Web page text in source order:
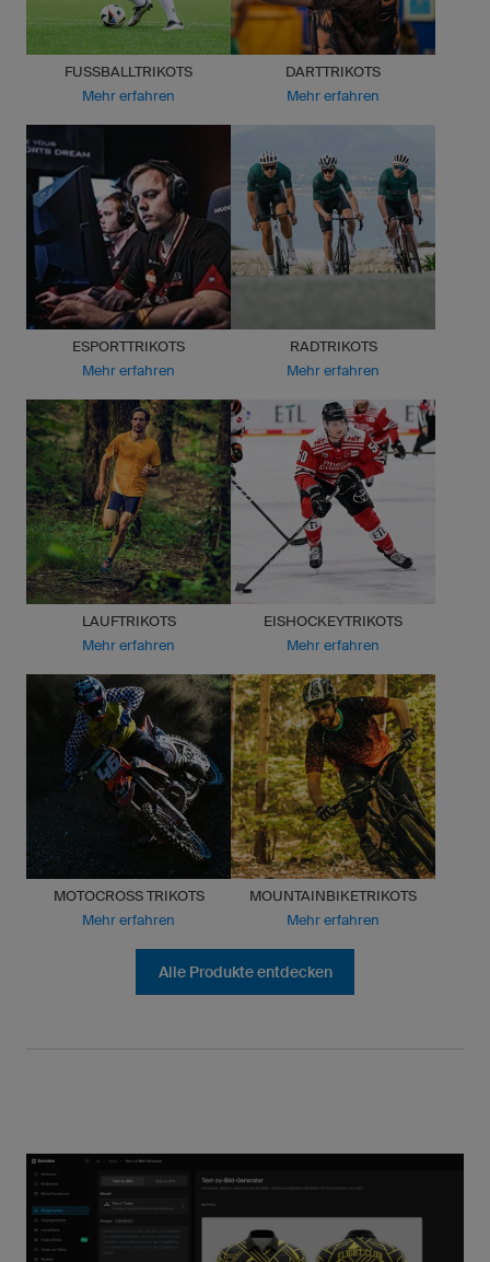
FUSSBALLTRIKOTS
Mehr erfahren
DARTTRIKOTS
Mehr erfahren
ESPORTTRIKOTS
Mehr erfahren
RADTRIKOTS
Mehr erfahren
LAUFTRIKOTS
Mehr erfahren
EISHOCKEYTRIKOTS
Mehr erfahren
MOTOCROSS TRIKOTS
Mehr erfahren
MOUNTAINBIKETRIKOTS
Mehr erfahren
Alle Produkte entdecken